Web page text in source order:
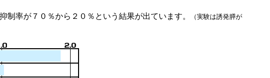
率が７０％から２０％という結果が出ています。
（実験は誘発膵が